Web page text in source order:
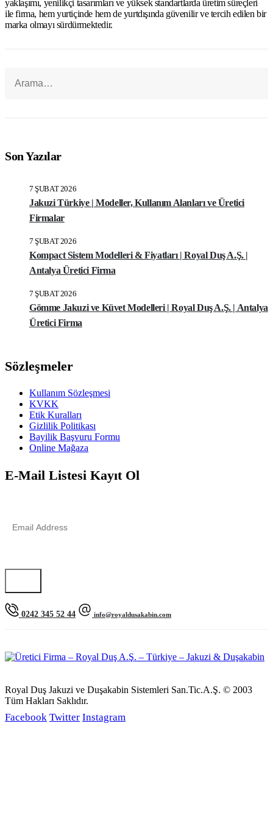
yaklaşımı, yenilikçi tasarımları ve yüksek standartlarda üretim süreçleri
ile firma, hem yurtiçinde hem de yurtdışında güvenilir ve tercih edilen bir
marka olmayı sürdürmektedir.
Son Yazılar
Jakuzi Türkiye | Modeller, Kullanım Alanları ve Üretici
Firmalar
7 ŞUBAT 2026
Kompact Sistem Modelleri & Fiyatları | Royal Duş A.Ş. |
Antalya Üretici Firma
7 ŞUBAT 2026
Gömme Jakuzi ve Küvet Modelleri | Royal Duş A.Ş. | Antalya
Üretici Firma
7 ŞUBAT 2026
Sözleşmeler
Kullanım Sözleşmesi
KVKK
Etik Kuralları
Gizlilik Politikası
Bayilik Başvuru Formu
Online Mağaza
E-Mail Listesi Kayıt Ol
0242 345 52 44 info@royaldusakabin.com
Royal Duş Jakuzi ve Duşakabin Sistemleri San.Tic.A.Ş. © 2003
Tüm Hakları Saklıdır.
Facebook Twitter Instagram